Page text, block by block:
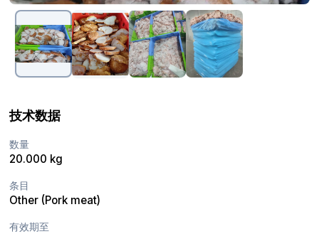
技术数据
数量
20.000 kg
条目
Other (Pork meat)
有效期至